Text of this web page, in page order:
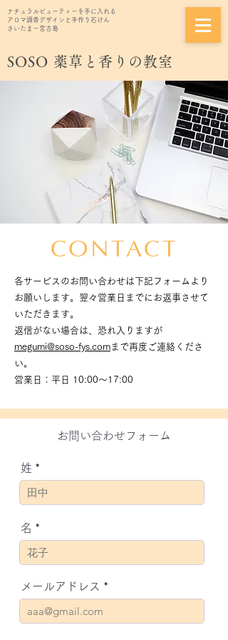
SOSO 薬草と香りの教室
ナチュラルビューティーを手に入れる
アロマ調香デザインと手作り石けん
さいたまー宮古島
CONTACT
各サービスのお問い合わせは下記フォームより
お願いします。翌々営業日までにお返事させて
いただきます。
​返信がない場合は、恐れ入りますが
megumi@soso-fys.comまで再度ご連絡くださ
い。
​営業日：平日 10:00〜17:00
お問い合わせフォーム
姓
名
メールアドレス